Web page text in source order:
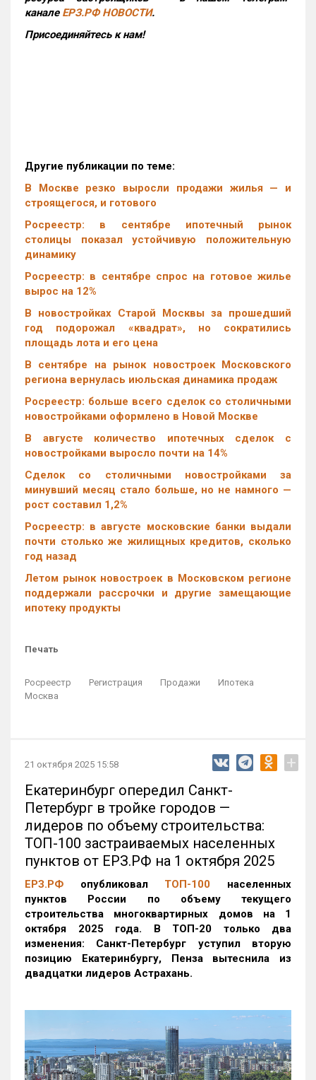
канале ЕРЗ.РФ НОВОСТИ.
Присоединяйтесь к нам!
Другие публикации по теме:
В Москве резко выросли продажи жилья — и
строящегося, и готового
Росреестр: в сентябре ипотечный рынок
столицы показал устойчивую положительную
динамику
Росреестр: в сентябре спрос на готовое жилье
вырос на 12%
В новостройках Старой Москвы за прошедший
год подорожал «квадрат», но сократились
площадь лота и его цена
В сентябре на рынок новостроек Московского
региона вернулась июльская динамика продаж
Росреестр: больше всего сделок со столичными
новостройками оформлено в Новой Москве
В августе количество ипотечных сделок с
новостройками выросло почти на 14%
Cделок со столичными новостройками за
минувший месяц стало больше, но не намного —
рост составил 1,2%
Росреестр: в августе московские банки выдали
почти столько же жилищных кредитов, сколько
год назад
Летом рынок новостроек в Московском регионе
поддержали рассрочки и другие замещающие
ипотеку продукты
Печать
Росреестр Регистрация Продажи
Ипотека
Москва
21 октября 2025 15:58 +
Екатеринбург опередил Санкт-
Петербург в тройке городов —
лидеров по объему строительства:
ТОП-100 застраиваемых населенных
пунктов от ЕРЗ.РФ на 1 октября 2025
ЕРЗ.РФ опубликовал ТОП-100 населенных
пунктов России по объему текущего
строительства многоквартирных домов на 1
октября 2025 года. В ТОП-20 только два
изменения: Санкт-Петербург уступил вторую
позицию Екатеринбургу, Пенза вытеснила из
двадцатки лидеров Астрахань.